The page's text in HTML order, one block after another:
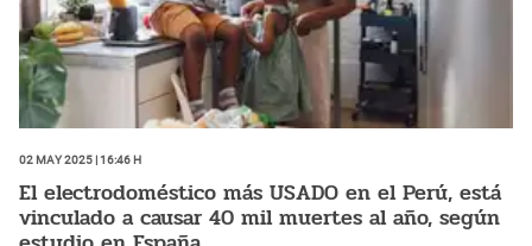
02 May 2025 | 16:46 h
El electrodoméstico más USADO en el Perú, está
vinculado a causar 40 mil muertes al año, según